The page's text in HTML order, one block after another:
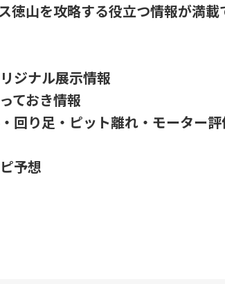
徳山を攻略する役立つ情報が満
ジナル展示情報
ておき情報
り足・ピット離れ・モーター評
予想